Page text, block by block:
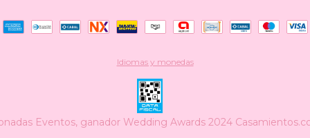
Idiomas y monedas